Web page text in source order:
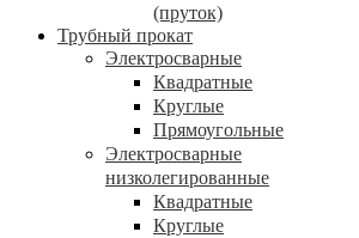
(пруток)
Трубный прокат
Электросварные
Квадратные
Круглые
Прямоугольные
Электросварные
низколегированные
Квадратные
Круглые